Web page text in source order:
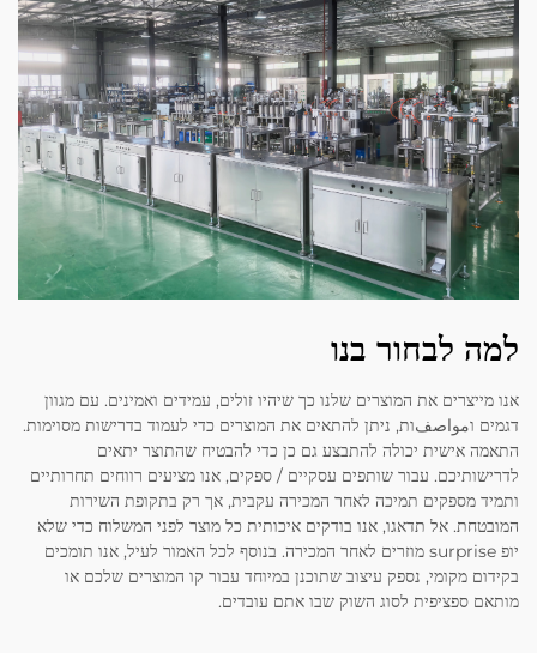
למה לבחור בנו
אנו מייצרים את המוצרים שלנו כך שיהיו זולים, עמידים ואמינים. עם מגוון
דגמים וمواصفות, ניתן להתאים את המוצרים כדי לעמוד בדרישות מסוימות.
התאמה אישית יכולה להתבצע גם כן כדי להבטיח שהתוצר יתאים
לדרישותיכם. עבור שותפים עסקיים / ספקים, אנו מציעים רווחים תחרותיים
ותמיד מספקים תמיכה לאחר המכירה עקבית, אך רק בתקופת השירות
המובטחת. אל תדאגו, אנו בודקים איכותית כל מוצר לפני המשלוח כדי שלא
יופ surprise מוזרים לאחר המכירה. בנוסף לכל האמור לעיל, אנו תומכים
בקידום מקומי, נספק עיצוב שתוכנן במיוחד עבור קו המוצרים שלכם או
מותאם ספציפית לסוג השוק שבו אתם עובדים.